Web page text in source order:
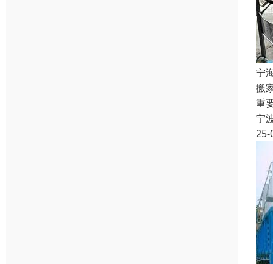
宁
搬
重
宁
25-